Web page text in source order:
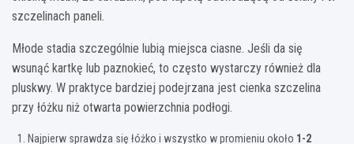
szczelinach paneli.
Młode stadia szczególnie lubią miejsca ciasne. Jeśli da się
wsunąć kartkę lub paznokieć, to często wystarczy również dla
pluskwy. W praktyce bardziej podejrzana jest cienka szczelina
przy łóżku niż otwarta powierzchnia podłogi.
Najpierw sprawdza się łóżko i wszystko w promieniu około 1-2